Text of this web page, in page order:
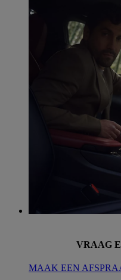
VRAAG
MAAK EEN